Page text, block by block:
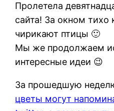
Пролетела
сайта! За окном тихо
чирикают птицы 🙂
Мы же продолжаем
интересные идеи 😉
За прошедшую
цветы могут